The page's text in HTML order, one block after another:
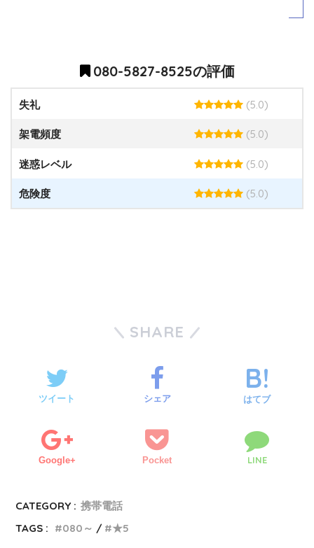
080-5827-8525の評価
失礼 (5.0)
架電頻度 (5.0)
迷惑レベル (5.0)
危険度 (5.0)
SHARE
ツイート シェア はてブ
Google+ Pocket LINE
CATEGORY : 携帯電話
TAGS :
080～ ★5